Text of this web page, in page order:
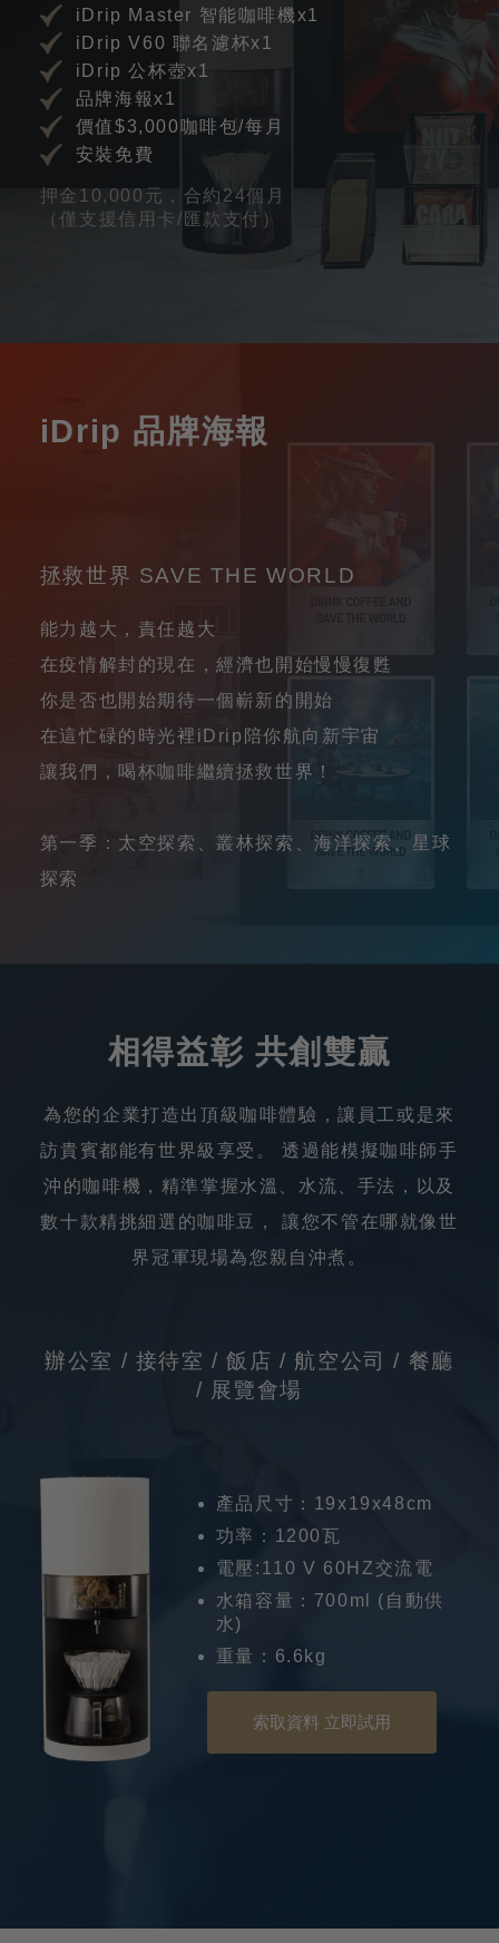
iDrip Master 智能咖啡機x1
iDrip V60 聯名濾杯x1
iDrip 公杯壺x1
品牌海報x1
價值$3,000咖啡包/每月
安裝免費
押金10,000元，合約24個月
（僅支援信用卡/匯款支付）
iDrip 品牌海報
拯救世界 SAVE THE WORLD
能力越大，責任越大
在疫情解封的現在，經濟也開始慢慢復甦
你是否也開始期待一個嶄新的開始
在這忙碌的時光裡iDrip陪你航向新宇宙
讓我們，喝杯咖啡繼續拯救世界！
第一季：太空探索、叢林探索、海洋探索、星球
探索
相得益彰 共創雙贏
為您的企業打造出頂級咖啡體驗，讓員工或是來
訪貴賓都能有世界級享受。
透過能模擬咖啡師手
沖的咖啡機，精準掌握水溫、水流、手法，以及
數十款精挑細選的咖啡豆，
讓您不管在哪就像世
界冠軍現場為您親自沖煮。
辦公室 / 接待室 / 飯店 / 航空公司 / 餐廳
/ 展覽會場
產品尺寸：19x19x48cm
功率：1200瓦
電壓:110 V 60HZ交流電
水箱容量：700ml (自動供
水)
重量：6.6kg
索取資料 立即試用